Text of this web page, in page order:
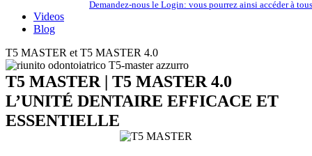
Demandez-nous le Login: vous pourrez ainsi accéder à
Videos
Blog
T5 MASTER et T5 MASTER 4.0
T5 MASTER | T5 MASTER 4.0
L’UNITÉ DENTAIRE EFFICACE ET
ESSENTIELLE